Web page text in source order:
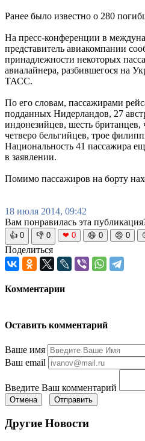
Ранее было известно о 280
На пресс-конференции в
представитель авиакомпании
принадлежности некоторых
авиалайнера, разбившегося на
ТАСС.
По его словам, пассажирами
подданных Нидерландов, 27
индонезийцев, шесть британцев,
четверо бельгийцев, трое
Национальность 41 пассажира
в заявлении.
Помимо пассажиров на борту
18 июля 2014, 09:42
Вам понравилась эта
👍 0 👎 0 ❤ 0 😆 0 😡 0
Поделиться
Комментарии
Оставить комментарий
Ваше имя
Ваш email
Введите Ваш комментарий
Отмена Отправить
Другие Новости